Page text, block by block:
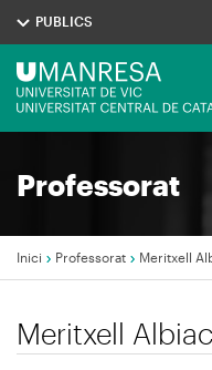
Menú
UManresa
PUBLICS
Navegació
Professorat
d'Ariadna
Inici Professorat Meritxell
Meritxell